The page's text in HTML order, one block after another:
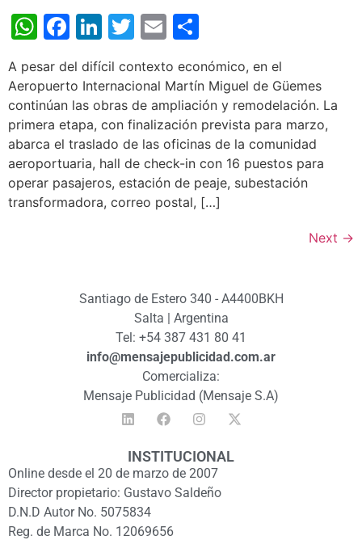
WhatsApp
Facebook
LinkedIn
Twitter
Email
A pesar del difícil contexto económico, en el
Aeropuerto Internacional Martín Miguel de Güemes
continúan las obras de ampliación y remodelación. La
primera etapa, con finalización prevista para marzo,
abarca el traslado de las oficinas de la comunidad
aeroportuaria, hall de check-in con 16 puestos para
operar pasajeros, estación de peaje, subestación
transformadora, correo postal, […]
Next →
Santiago de Estero 340 - A4400BKH
Salta | Argentina
Tel: +54 387 431 80 41
info@mensajepublicidad.com.ar
Comercializa:
Mensaje Publicidad (Mensaje S.A)
INSTITUCIONAL
Online desde el 20 de marzo de 2007
Director propietario: Gustavo Saldeño
D.N.D Autor No. 5075834
Reg. de Marca No. 12069656